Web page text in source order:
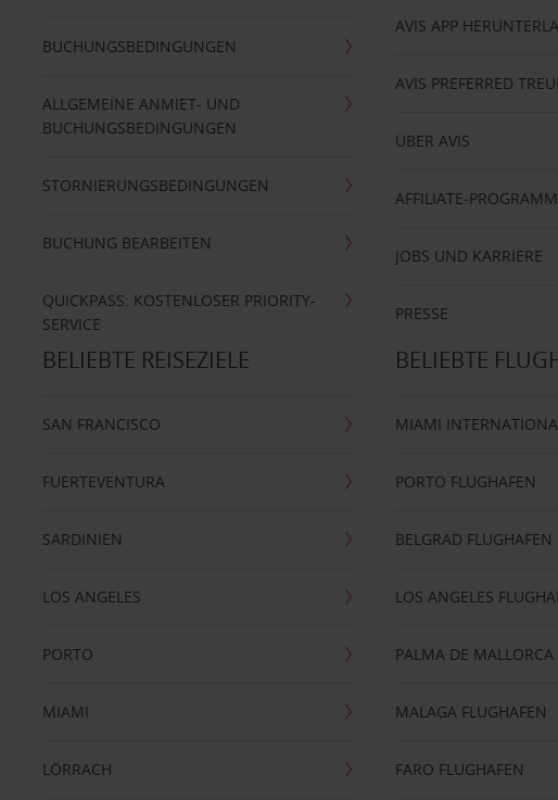
BUCHUNGSBEDINGUNGEN
ALLGEMEINE ANMIET- UND
BUCHUNGSBEDINGUNGEN
STORNIERUNGSBEDINGUNGEN
BUCHUNG BEARBEITEN
QUICKPASS: KOSTENLOSER PRIORITY-
SERVICE
AVIS APP
AVIS PREFERRED
ÜBER AVIS
AFFILIATE-PROGRAMM
JOBS UND KARRIERE
PRESSE
BELIEBTE REISEZIELE
SAN FRANCISCO
FUERTEVENTURA
SARDINIEN
LOS ANGELES
PORTO
MIAMI
LÖRRACH
BELIEBTE
MIAMI
PORTO FLUGHAFEN
BELGRAD FLUGHAFEN
LOS ANGELES
PALMA DE MALLORCA
MALAGA FLUGHAFEN
FARO FLUGHAFEN